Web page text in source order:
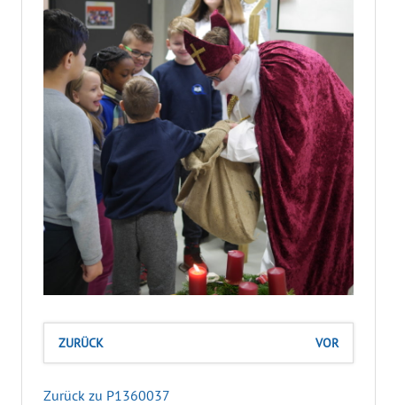
ZURÜCK VOR
Zurück zu P1360037